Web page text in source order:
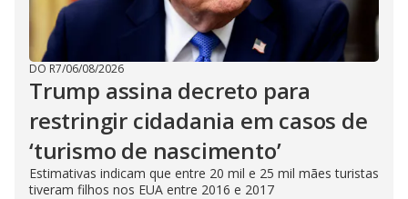
DO R7/06/08/2026
Trump assina decreto para
restringir cidadania em casos de
‘turismo de nascimento’
Estimativas indicam que entre 20 mil e 25 mil mães turistas
tiveram filhos nos EUA entre 2016 e 2017